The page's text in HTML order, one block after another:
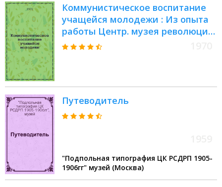
Коммунистическое воспитание
учащейся молодежи : Из опыта
работы Центр. музея революции
СССР : Информ. письмо
Путеводитель
"Подпольная типография ЦК РСДРП 1905-
1906гг" музей (Москва)